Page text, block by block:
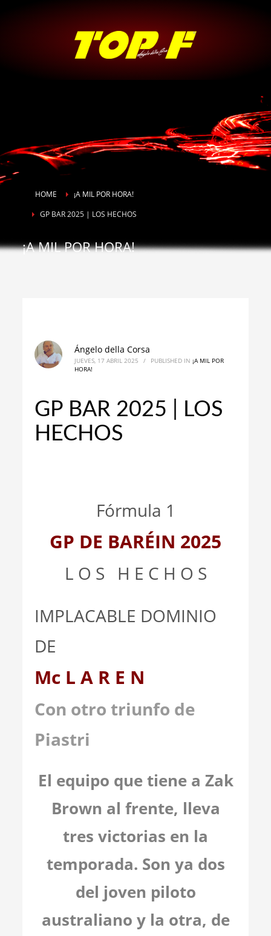
HOME
¡A MIL POR HORA!
GP BAR 2025 | LOS HECHOS
¡A MIL POR HORA!
Ángelo della Corsa
JUEVES, 17 ABRIL 2025 / PUBLISHED IN¡A MIL POR
HORA!
GP BAR 2025 | LOS
HECHOS
Fórmula 1
GP DE BARÉIN 2025
L O S H E C H O S
IMPLACABLE DOMINIO
DE
Mc L A R E N
Con otro triunfo de
Piastri
El equipo que tiene a Zak
Brown al frente, lleva
tres victorias en la
temporada. Son ya dos
del joven piloto
australiano y la otra, de